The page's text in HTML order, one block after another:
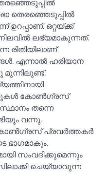
തെരഞ്ഞെടുപ്പില്‍
ഒറ്റയ്ക്ക്
ലഭ്യമാകുന്നത്.
എന്നാല്‍ ഹരിയാന
മുന്നിലുണ്ട്.
കോണ്‍ഗ്രസ്
തന്നെ
വന്നു.
പ്രവര്‍ത്തകര്‍
ഭാഗമാകും.
സംവദിക്കുമെന്നും
ചെയ്യാവുന്ന